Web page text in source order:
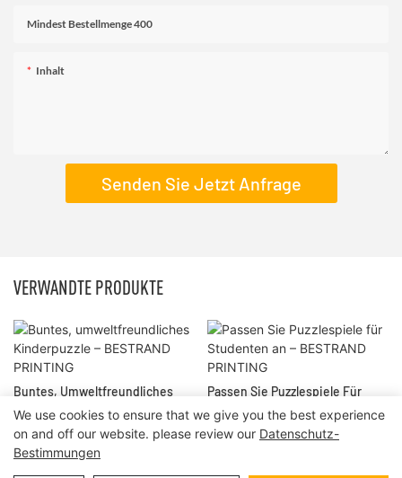
Mindest Bestellmenge 400
Inhalt
Senden Sie Jetzt Anfrage
VERWANDTE PRODUKTE
Buntes, Umweltfreundliches
PRINTING
Passen Sie Puzzlespiele Für
PRINTING
We use cookies to ensure that we give you the best experience
on and off our website. please review our Datenschutz-
Bestimmungen